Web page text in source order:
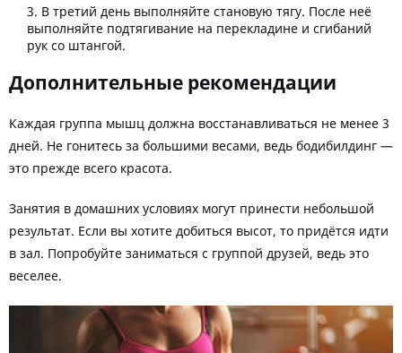
В третий день выполняйте становую тягу. После неё
выполняйте подтягивание на перекладине и сгибаний
рук со штангой.
Дополнительные рекомендации
Каждая группа мышц должна восстанавливаться не менее 3
дней. Не гонитесь за большими весами, ведь бодибилдинг —
это прежде всего красота.
Занятия в домашних условиях могут принести небольшой
результат. Если вы хотите добиться высот, то придётся идти
в зал. Попробуйте заниматься с группой друзей, ведь это
веселее.